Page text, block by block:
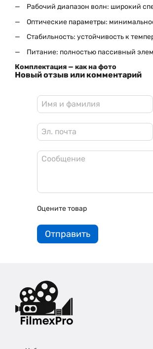
Рабочий диапазон волн: широкий
Оптические параметры:
Стабильность: устойчивость к
Питание: полностью пассивный
Комплектация — как на фото
Новый отзыв или комментарий
Оцените товар
Отправить